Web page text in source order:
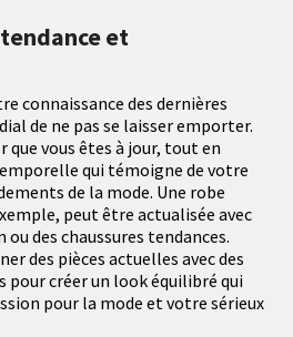
et
connaissance des dernières
de ne pas se laisser emporter.
vous êtes à jour, tout en
qui témoigne de votre
de la mode. Une robe
peut être actualisée avec
ou des chaussures tendances.
des pièces actuelles avec des
pour créer un look équilibré qui
pour la mode et votre sérieux